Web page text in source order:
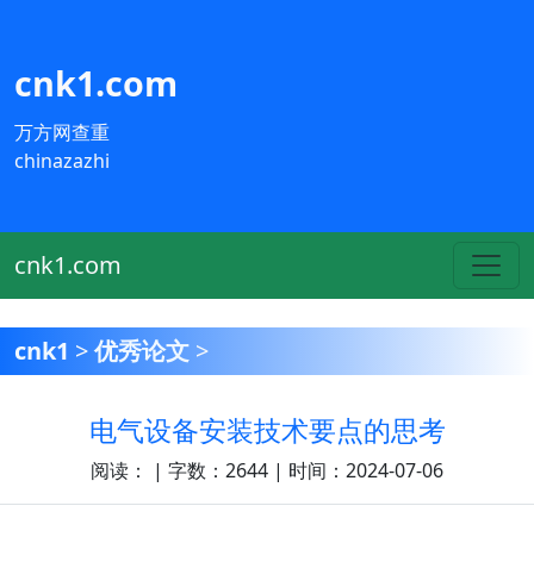
cnk1.com
万方网查重
chinazazhi
cnk1.com
cnk1 >优秀论文 >
电气设备安装技术要点的思考
阅读： | 字数：2644 | 时间：2024-07-06